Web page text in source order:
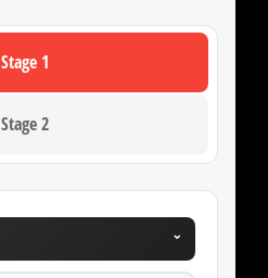
Stage 1
Stage 2
⌄